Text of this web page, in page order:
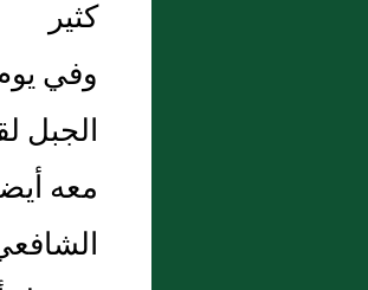
كثير
وفي
الجبل
معه